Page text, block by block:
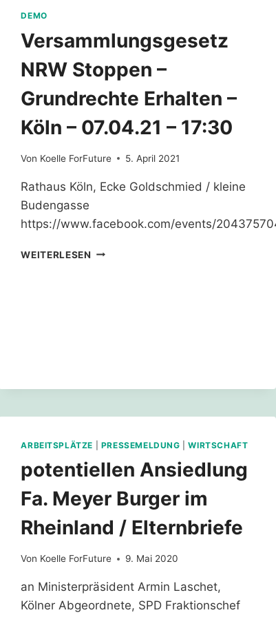
DEMO
Versammlungsgesetz
NRW Stoppen –
Grundrechte Erhalten –
Köln – 07.04.21 – 17:30
Von Koelle ForFuture 5. April 2021
Rathaus Köln, Ecke Goldschmied / kleine
Budengasse
https://www.facebook.com/events/
WEITERLESEN VERSAMMLUNGSGESETZ
ARBEITSPLÄTZE PRESSEMELDUNG |WIRTSCHAFT
potentiellen Ansiedlung
Fa. Meyer Burger im
Rheinland / Elternbriefe
Von Koelle ForFuture 9. Mai 2020
an Ministerpräsident Armin Laschet,
Kölner Abgeordnete, SPD Fraktionschef